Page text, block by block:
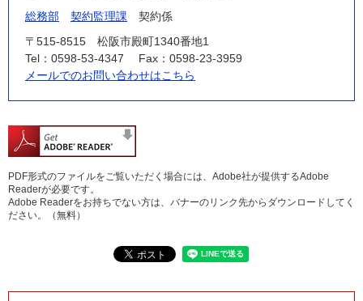
総務部 契約監理課
契約係
〒515-8515
松阪市殿町1340番地1
Tel：0598-53-4347
Fax：0598-23-3959
メールでのお問い合わせはこちら
PDF形式のファイルをご覧いただく場合には、Adobe社が提供するAdobe
Readerが必要です。
Adobe Readerをお持ちでない方は、バナーのリンク先からダウンロードしてく
ださい。（無料）